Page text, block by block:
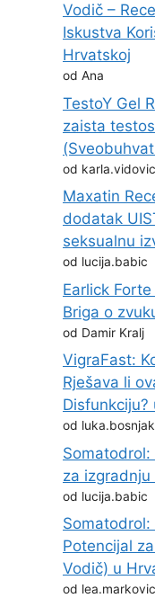
Vodič –
Iskustva
Hrvatskoj
od Ana
TestoY Gel
zaista
od karla.vidovic
Maxatin
dodatak
seksualnu
od lucija.babic
Earlick
Briga o
od Damir Kralj
VigraFast:
Rješava li
Disfunkciju?
od luka.bosnjak
za
od lucija.babic
Somatodrol:
Potencijal
Vodič) u
od lea.markovic